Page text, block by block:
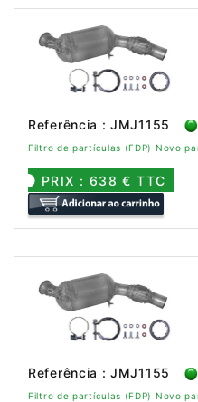
Referência : JMJ1155
Filtro de partículas (FDP) Novo
PRIX : 638 € TTC
Referência : JMJ1155
Filtro de partículas (FDP) Novo